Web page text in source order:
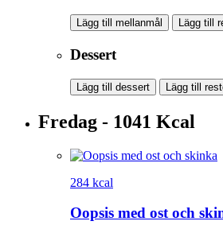
Lägg till mellanmål Lägg till
Dessert
Lägg till dessert Lägg till
Fredag - 1041 Kcal
284 kcal
Oopsis med ost och